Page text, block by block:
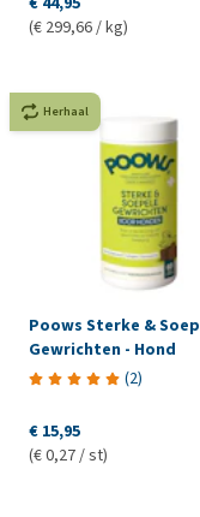
(€ 299,66 / kg)
Herhaal
Poows Sterke &
Gewrichten - Hond
(2)
€ 15,95
(€ 0,27 / st)